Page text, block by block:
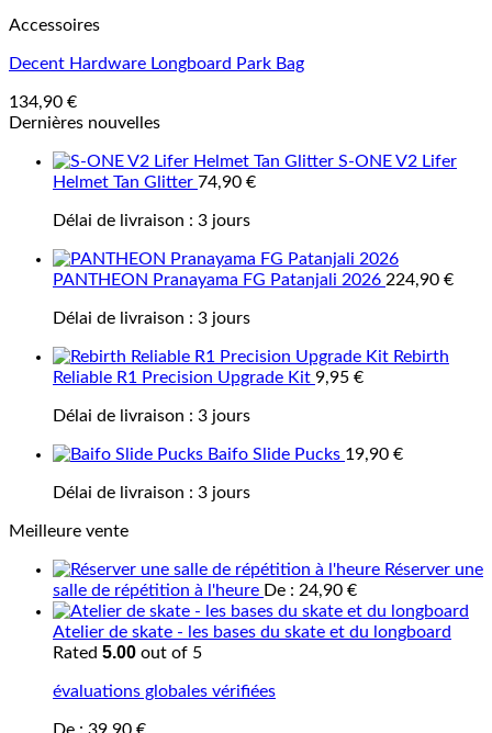
Accessoires
Decent Hardware Longboard Park Bag
134,90 €
Dernières nouvelles
S-ONE V2 Lifer
Helmet Tan Glitter 74,90 €
Délai de livraison : 3 jours
PANTHEON Pranayama FG Patanjali 2026 224,90 €
Délai de livraison : 3 jours
Rebirth
Reliable R1 Precision Upgrade Kit 9,95 €
Délai de livraison : 3 jours
Baifo Slide Pucks 19,90 €
Délai de livraison : 3 jours
Meilleure vente
Réserver une
salle de répétition à l'heure De : 24,90 €
Atelier de skate - les bases du skate et du longboard
Rated 5.00 out of 5
évaluations globales vérifiées